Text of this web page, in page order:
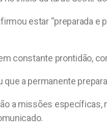
estar “preparada
constante prontidão,
que a permanente
a missões específicas,